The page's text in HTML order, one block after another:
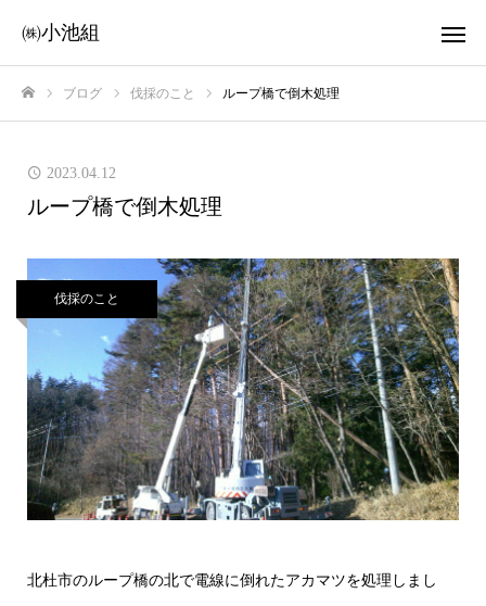
㈱小池組
ブログ 伐採のこと ループ橋で倒木処理
2023.04.12
ループ橋で倒木処理
伐採のこと
北杜市のループ橋の北で電線に倒れたアカマツを処理しまし